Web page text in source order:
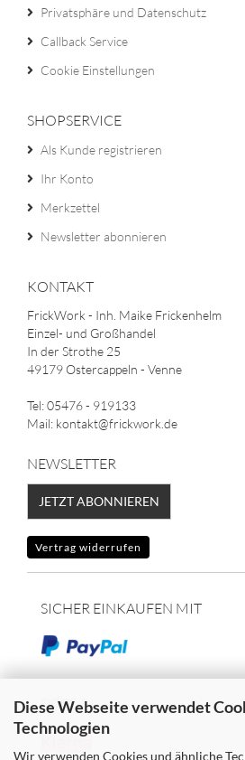
Diese Webseite verwendet
Technologien
Wir verwenden Cookies und ähnliche
Privatsphäre und Datenschutz
Callback Service
Cookie Einstellungen
SHOPSERVICE
Als Kunde registrieren
Ihr Konto
Merkzettel
Newsletter abonnieren
KONTAKT
FrickWork - Inh. Maike Frickenhelm
Einzel- und Großhandel
In der Strothe 25
49179 Ostercappeln - Venne
Tel: 05476 - 919133
Mail: kontakt@frickwork.de
NEWSLETTER
JETZT ABONNIEREN
Vertrag widerrufen
SICHER EINKAUFEN MIT
oder
Klarna